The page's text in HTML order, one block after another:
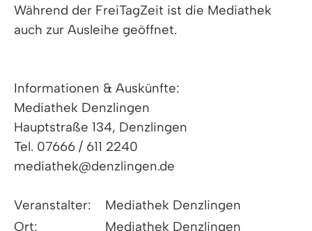
Während der FreiTagZeit ist die Mediathek
auch zur Ausleihe geöffnet.
Informationen & Auskünfte:
Mediathek Denzlingen
Hauptstraße 134, Denzlingen
Tel. 07666 / 611 2240
mediathek@denzlingen.de
Veranstalter:
Mediathek Denzlingen
Ort:
Mediathek Denzlingen